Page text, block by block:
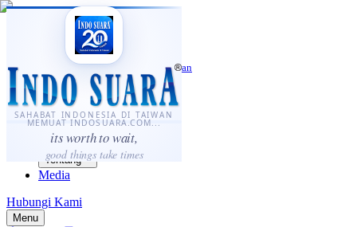
SAHABAT INDONESIA DI TAIWAN
MEMUAT INDOSUARA.COM...
its worth to wait,
good things take times
·...
⌘K
Sahabat Indonesia di Taiwan
Berita
Layanan
Komunitas
Panduan
Tentang
Media
Hubungi Kami
Menu